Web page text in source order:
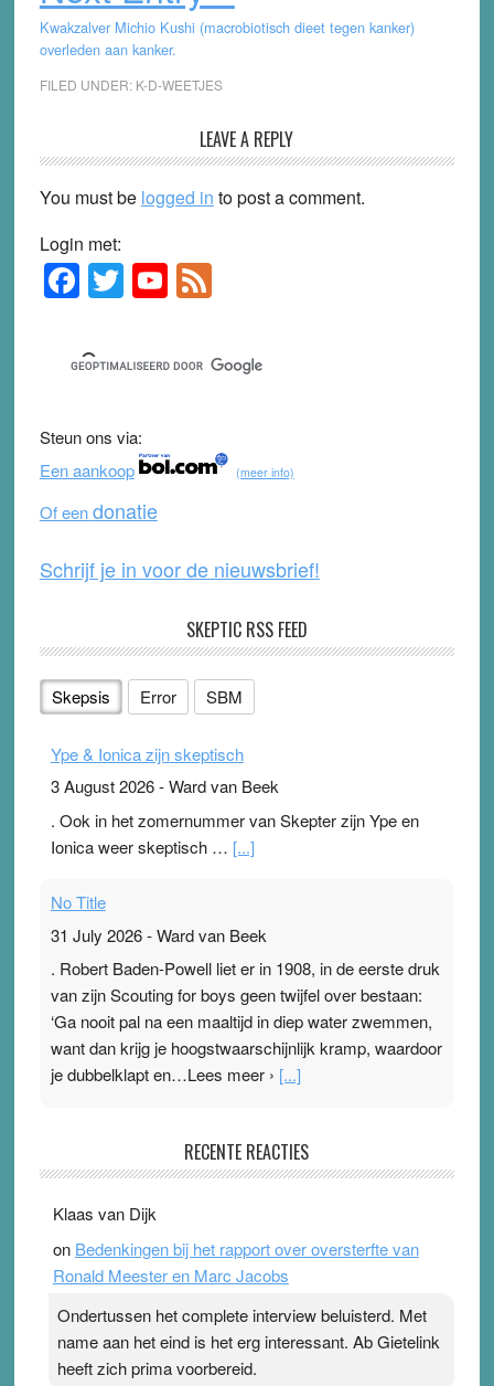
Kwakzalver Michio Kushi (macrobiotisch dieet tegen kanker)
overleden aan kanker.
FILED UNDER: K-D-WEETJES
Interactions
LEAVE A REPLY
You must be logged in to post a comment.
Login met:
Primary
Sidebar
F
a
c
e
b
o
o
k
T
wi
tt
er
Y
o
u
T
b
e
F
e
d
Steun ons via:
Een aankoop
(meer info)
Of eendonatie
Schrijf je in voor de nieuwsbrief!
SKEPTIC RSS FEED
Skepsis Error SBM
Ype & Ionica zijn skeptisch
3 August 2026-Ward van Beek
. Ook in het zomernummer van Skepter zijn Ype en
Ionica weer skeptisch … [...]
No Title
31 July 2026-Ward van Beek
. Robert Baden-Powell liet er in 1908, in de eerste druk
van zijn Scouting for boys geen twijfel over bestaan:
‘Ga nooit pal na een maaltijd in diep water zwemmen,
want dan krijg je hoogstwaarschijnlijk kramp, waardoor
je dubbelklapt en…Lees meer › [...]
Ward van Beek
topsporters. Ze hopen ermee hun hartslag te verlagen
terwijl ze meer zuurstof opnemen. Daarop heeft zo’n
pleister geen effect. Maar het gevoel ‘makkelijker te
Pleisterplakkers in de topspsort ›[...]
RECENTE REACTIES
Klaas van Dijk
on Bedenkingen bij het rapport over oversterfte van
Ronald Meester en Marc Jacobs
Ondertussen het complete interview beluisterd. Met
name aan het eind is het erg interessant. Ab Gietelink
heeft zich prima voorbereid.